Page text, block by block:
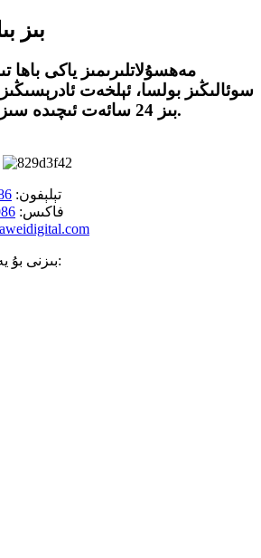
بىز
مەھسۇلاتلىرىمىز ياكى باھا
سوئالىڭىز بولسا، ئېلخەت
بىز 24 سائەت ئىچىدە سىز بىلەن ئالاقىلىشىمىز.
تېلېفون:
فاكىس:
بىزنى بۇ يەردىن قوشۇۋېلىڭ: